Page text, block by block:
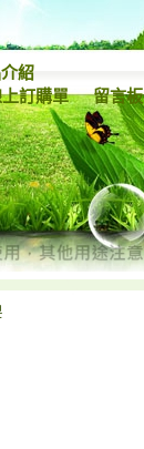
紹
訂購單 留言板